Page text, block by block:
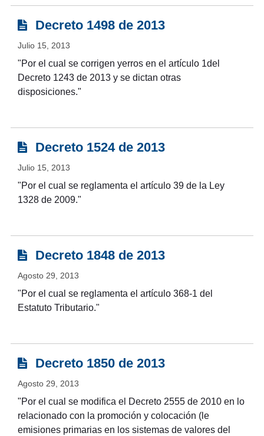
Decreto 1498 de 2013
Julio 15, 2013
"Por el cual se corrigen yerros en el artículo 1del
Decreto 1243 de 2013 y se dictan otras
disposiciones."
Decreto 1524 de 2013
Julio 15, 2013
"Por el cual se reglamenta el artículo 39 de la Ley
1328 de 2009."
Decreto 1848 de 2013
Agosto 29, 2013
"Por el cual se reglamenta el artículo 368-1 del
Estatuto Tributario."
Decreto 1850 de 2013
Agosto 29, 2013
"Por el cual se modifica el Decreto 2555 de 2010 en lo
relacionado con la promoción y colocación (le
emisiones primarias en los sistemas de valores del